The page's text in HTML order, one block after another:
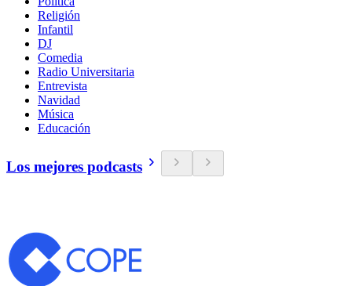
Religión
Infantil
DJ
Comedia
Radio Universitaria
Entrevista
Navidad
Música
Educación
Los mejores podcasts